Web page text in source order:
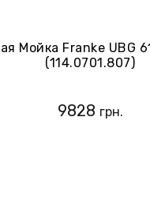
Мойка Franke UBG
(114.0701.807)
9828 грн.